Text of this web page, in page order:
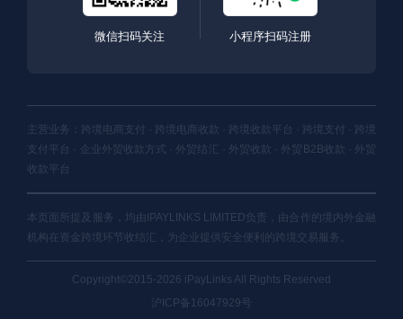
微信扫码关注 小程序扫码注册
主营业务：跨境电商支付 · 跨境电商收款 · 跨境收款平台 · 跨境支付 · 跨境
支付平台 · 企业外贸收款方式 · 外贸结汇 · 外贸收款 · 外贸B2B收款 · 外贸
收款平台
本页面所提及服务，均由IPAYLINKS LIMITED负责，由合作的境内外金融
机构在资金跨境环节收结汇，为企业提供安全便利的跨境交易服务。
Copyright©2015-2026 iPayLinks All Rights Reserved
沪ICP备16047929号